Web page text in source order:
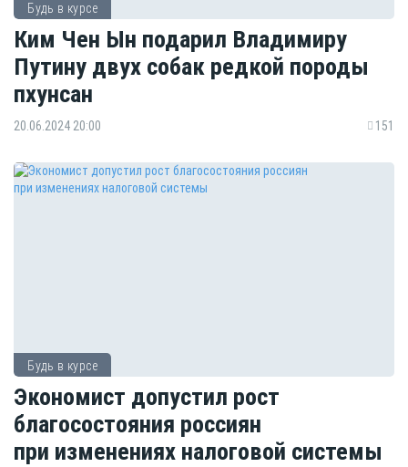
Будь в курсе
Ким Чен Ын подарил Владимиру
Путину двух собак редкой породы
пхунсан
20.06.2024 20:00 151
Будь в курсе
Экономист допустил рост
благосостояния россиян
при изменениях налоговой системы